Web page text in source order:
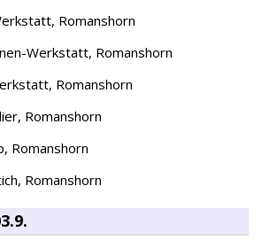
Romanshorn
Werkstatt, Romanshorn
Romanshorn
Romanshorn
Romanshorn
Romanshorn